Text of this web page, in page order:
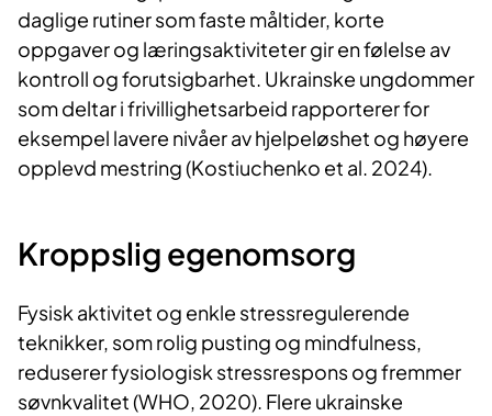
daglige rutiner som faste måltider, korte
oppgaver og læringsaktiviteter gir en følelse av
kontroll og forutsigbarhet. Ukrainske ungdommer
som deltar i frivillighetsarbeid rapporterer for
eksempel lavere nivåer av hjelpeløshet og høyere
opplevd mestring (Kostiuchenko et al. 2024).
Kroppslig egenomsorg
Fysisk aktivitet og enkle stressregulerende
teknikker, som rolig pusting og mindfulness,
reduserer fysiologisk stressrespons og fremmer
søvnkvalitet (WHO, 2020). Flere ukrainske